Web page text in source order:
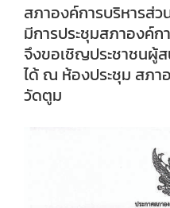
สภาองค์การบริหารส่
มีการประชุมสภาองค์
จึงขอเชิญประชาชนผู้ส
ได้ ณ ห้องประชุม สภา
วัดตูม